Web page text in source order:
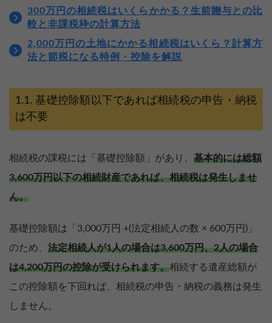
300万円の相続税はいくらかかる？生前贈与との比
較と非課税枠の計算方法
2,000万円の土地にかかる相続税はいくら？計算方
法と節税になる特例・控除を解説
基礎控除額以下であれば相続税の申告・納税
は不要
相続税の課税には「基礎控除額」があり、 基本的には総額
3,600万円以下の相続財産であれば、相続税は発生しませ
ん。
基礎控除額は「3,000万円 +(法定相続人の数 × 600万円)」
のため、 法定相続人が1人の場合は3,600万円、2人の場合
は4,200万円の控除が受けられます。相続する遺産総額が
この控除額を下回れば、相続税の申告・納税の義務は発生
しません。